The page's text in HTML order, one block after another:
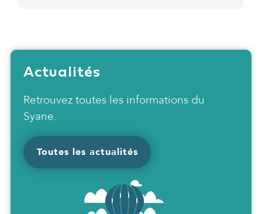
Actualités
Retrouvez toutes les informations du
Syane.
Toutes les actualités